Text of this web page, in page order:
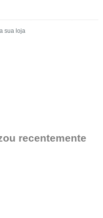
sua loja
recentemente